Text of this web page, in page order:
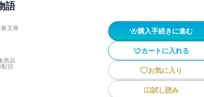
語
文庫
商品
配信
購入手続きに進む
カートに入れる
お気に入り
試し読み